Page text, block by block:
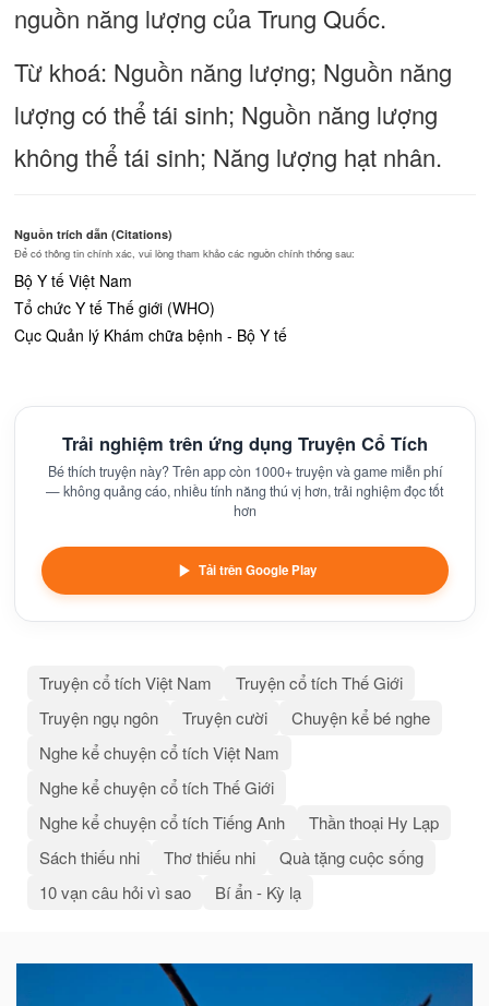
nguồn năng lượng của Trung Quốc.
Từ khoá: Nguồn năng lượng; Nguồn năng
lượng có thể tái sinh; Nguồn năng lượng
không thể tái sinh; Năng lượng hạt nhân.
Nguồn trích dẫn (Citations)
Để có thông tin chính xác, vui lòng tham khảo các nguồn chính thống sau:
Bộ Y tế Việt Nam
Tổ chức Y tế Thế giới (WHO)
Cục Quản lý Khám chữa bệnh - Bộ Y tế
Trải nghiệm trên ứng dụng Truyện Cổ Tích
Bé thích truyện này? Trên app còn 1000+ truyện và game miễn phí
— không quảng cáo, nhiều tính năng thú vị hơn, trải nghiệm đọc tốt
hơn
Tải trên Google Play
Truyện cổ tích Việt Nam
Truyện cổ tích Thế Giới
Truyện ngụ ngôn
Truyện cười
Chuyện kể bé nghe
Nghe kể chuyện cổ tích Việt Nam
Nghe kể chuyện cổ tích Thế Giới
Nghe kể chuyện cổ tích Tiếng Anh
Thần thoại Hy Lạp
Sách thiếu nhi
Thơ thiếu nhi
Quà tặng cuộc sống
10 vạn câu hỏi vì sao
Bí ẩn - Kỳ lạ
Bài